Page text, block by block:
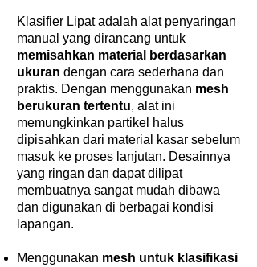
Klasifier Lipat adalah alat penyaringan
manual yang dirancang untuk
memisahkan material berdasarkan
ukuran dengan cara sederhana dan
praktis. Dengan menggunakan mesh
berukuran tertentu, alat ini
memungkinkan partikel halus
dipisahkan dari material kasar sebelum
masuk ke proses lanjutan. Desainnya
yang ringan dan dapat dilipat
membuatnya sangat mudah dibawa
dan digunakan di berbagai kondisi
lapangan.
Menggunakan mesh untuk klasifikasi